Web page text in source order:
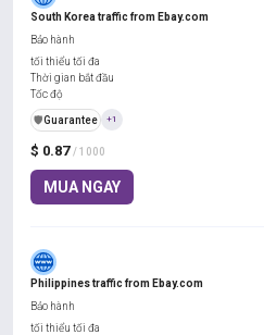
South Korea traffic from Ebay.com
$ 0.87 / 1000
MUA NGAY
Bảo hành
tối thiểu tối đa
Thời gian bắt đầu
Tốc độ
️🛡️Guarantee +1
Philippines traffic from Ebay.com
Bảo hành
tối thiểu tối đa